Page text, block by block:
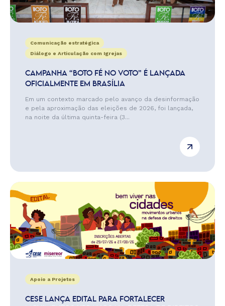
Comunicação estratégica
Diálogo e Articulação com Igrejas
CAMPANHA “BOTO FÉ NO VOTO” É LANÇADA
OFICIALMENTE EM BRASÍLIA
Em um contexto marcado pelo avanço da desinformação
e pela aproximação das eleições de 2026, foi lançada,
na noite da última quinta-feira (3...
Apoio a Projetos
CESE LANÇA EDITAL PARA FORTALECER